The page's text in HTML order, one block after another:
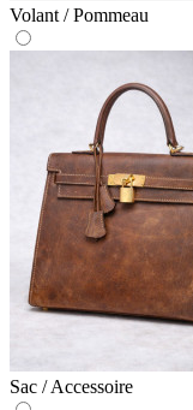
Volant / Pommeau
Sac / Accessoire